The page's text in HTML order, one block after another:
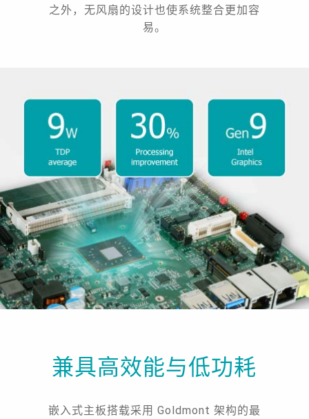
之外，无风扇的设计也使系统整合更加容
易。
兼具高效能与低功耗
嵌入式主板搭载采用 Goldmont 架构的最